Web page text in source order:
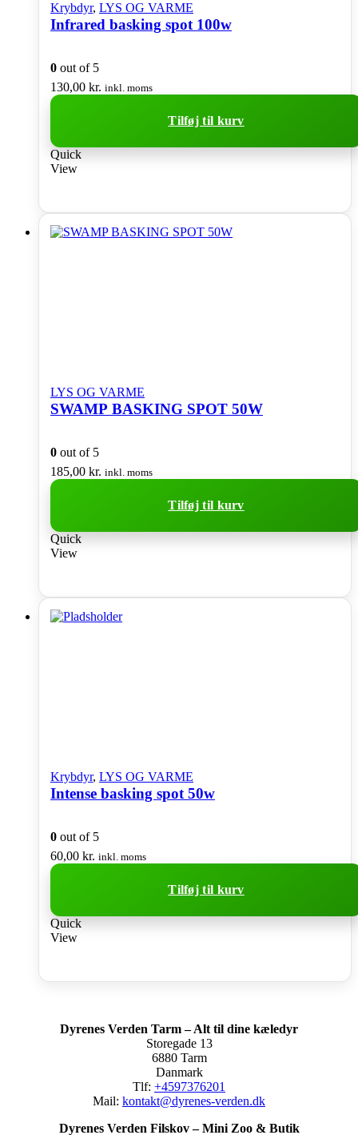
Krybdyr, LYS OG VARME
Infrared basking spot 100w
0 out of 5
130,00 kr. inkl. moms
Tilføj til kurv
Quick
View
LYS OG VARME
SWAMP BASKING SPOT 50W
0 out of 5
185,00 kr. inkl. moms
Tilføj til kurv
Quick
View
Krybdyr, LYS OG VARME
Intense basking spot 50w
0 out of 5
60,00 kr. inkl. moms
Tilføj til kurv
Quick
View
Dyrenes Verden Tarm – Alt til dine kæledyr
Storegade 13
6880 Tarm
Danmark
Tlf: +4597376201
Mail: kontakt@dyrenes-verden.dk
Dyrenes Verden Filskov – Mini Zoo & Butik